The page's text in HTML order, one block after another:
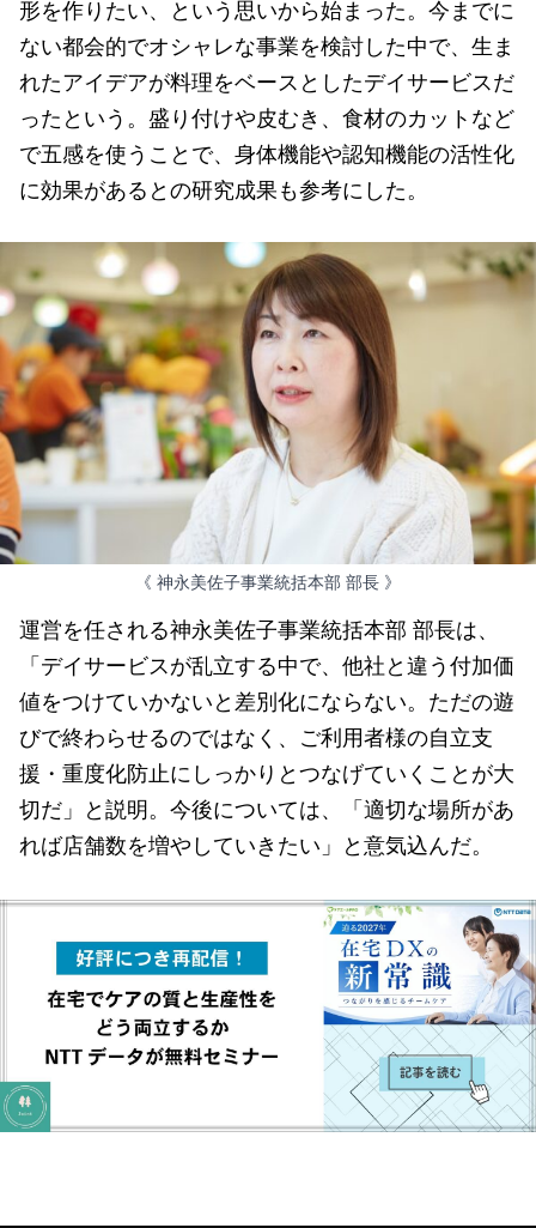
形を作りたい、という思いから始まった。今までに
ない都会的でオシャレな事業を検討した中で、生ま
れたアイデアが料理をベースとしたデイサービスだ
ったという。盛り付けや皮むき、食材のカットなど
で五感を使うことで、身体機能や認知機能の活性化
に効果があるとの研究成果も参考にした。
《 神永美佐子事業統括本部 部長 》
運営を任される神永美佐子事業統括本部 部長は、
「デイサービスが乱立する中で、他社と違う付加価
値をつけていかないと差別化にならない。ただの遊
びで終わらせるのではなく、ご利用者様の自立支
援・重度化防止にしっかりとつなげていくことが大
切だ」と説明。今後については、「適切な場所があ
れば店舗数を増やしていきたい」と意気込んだ。